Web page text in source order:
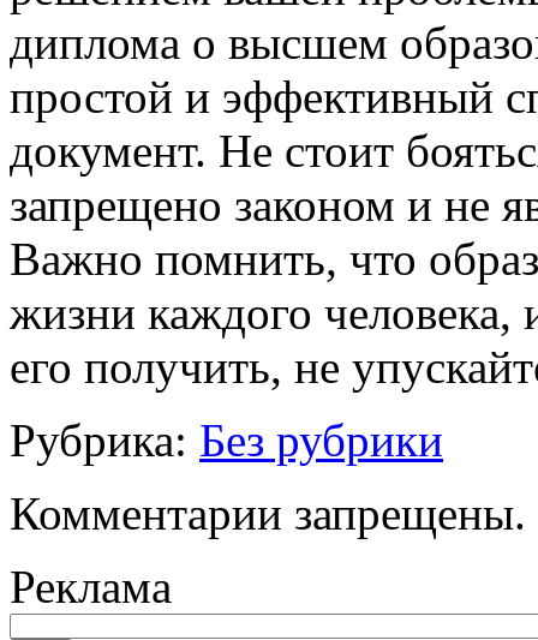
диплома о высшем
простой и эффективный
документ. Не стоит
запрещено законом и не
Важно помнить, что
жизни каждого человека,
его получить, не
Рубрика: Без рубрики
Комментарии запрещены.
Реклама